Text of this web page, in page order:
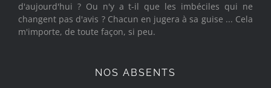
d'aujourd'hui ? Ou n'y a t-il que les imbéciles qui ne
changent pas d'avis ? Chacun en jugera à sa guise ... Cela
m'importe, de toute façon, si peu.
NOS ABSENTS